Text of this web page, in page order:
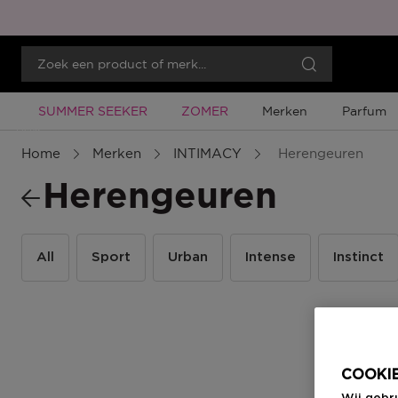
Tijdelijke Promotie
SUMMER SEEKER Tijdelijke Promotie
ZOMER Merken Parfum
Home Merken INTIMACY Herengeuren
Herengeuren
All Sport Urban Intense Instinct